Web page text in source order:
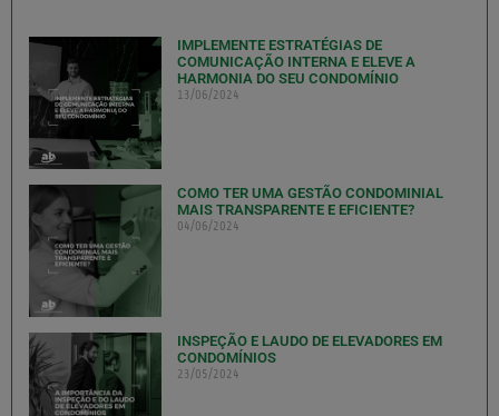
IMPLEMENTE ESTRATÉGIAS DE
COMUNICAÇÃO INTERNA E ELEVE A
HARMONIA DO SEU CONDOMÍNIO
13/06/2024
COMO TER UMA GESTÃO CONDOMINIAL
MAIS TRANSPARENTE E EFICIENTE?
04/06/2024
INSPEÇÃO E LAUDO DE ELEVADORES EM
CONDOMÍNIOS
23/05/2024